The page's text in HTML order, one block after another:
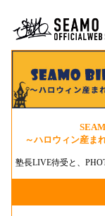
～ハロウィン産ま
塾長LIVE待受と、